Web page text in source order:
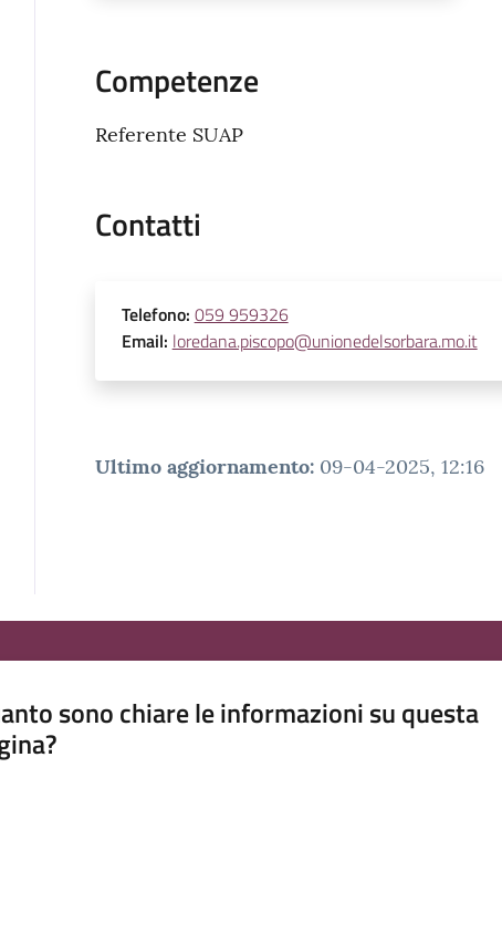
Competenze
Referente SUAP
Contatti
Telefono: 059 959326
Email: loredana.piscopo@unionedelsorbara.mo.it
Ultimo aggiornamento: 09-04-2025, 12:16
sono chiare le informazioni su questa